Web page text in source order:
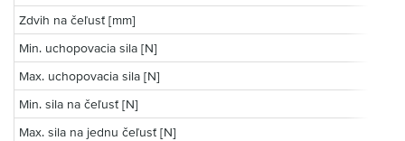
Zdvih na čeľusť [mm]
Min. uchopovacia sila [N]
Max. uchopovacia sila [N]
Min. sila na čeľusť [N]
Max. sila na jednu čeľusť [N]